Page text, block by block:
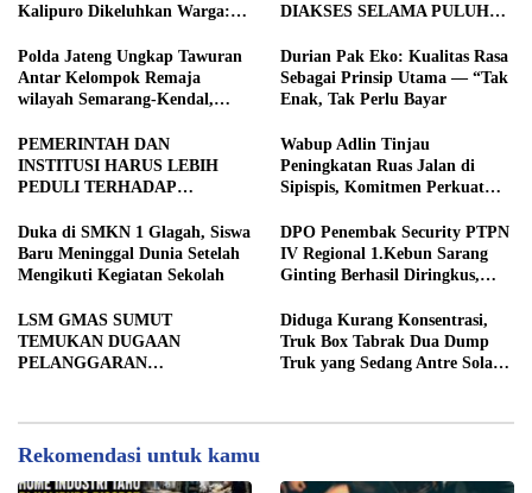
Kalipuro Dikeluhkan Warga:
Mesin di Malam Hari
DIAKSES SELAMA PULUHAN
SEMARANG DESAK
TRANSPARANSI DAN
PEMERIKSAAN
Polda Jateng Ungkap Tawuran
Antar Kelompok Remaja
wilayah Semarang-Kendal,
17 DPO Diburu
Durian Pak Eko: Kualitas Rasa
Sebagai Prinsip Utama — “Tak
Enak, Tak Perlu Bayar
PEMERINTAH DAN
INSTITUSI HARUS LEBIH
PEDULI TERHADAP
STRATEGIS PEMBANGUNAN
Wabup Adlin Tinjau
Peningkatan Ruas Jalan di
Sipispis, Komitmen Perkuat
Duka di SMKN 1 Glagah, Siswa
Baru Meninggal Dunia Setelah
Mengikuti Kegiatan Sekolah
DPO Penembak Security PTPN
IV Regional 1.Kebun Sarang
Ginting Berhasil Diringkus,
2025
LSM GMAS SUMUT
TEMUKAN DUGAAN
PELANGGARAN
DIBORONGKAN KE PIHAK
LUAR DESA, PEKERJA
Diduga Kurang Konsentrasi,
Truk Box Tabrak Dua Dump
Truk yang Sedang Antre Solar
Rekomendasi untuk kamu